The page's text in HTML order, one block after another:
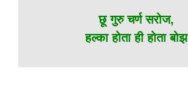
छू गुरु चर्ण सरोज,
हल्का होता ही होता बोझ